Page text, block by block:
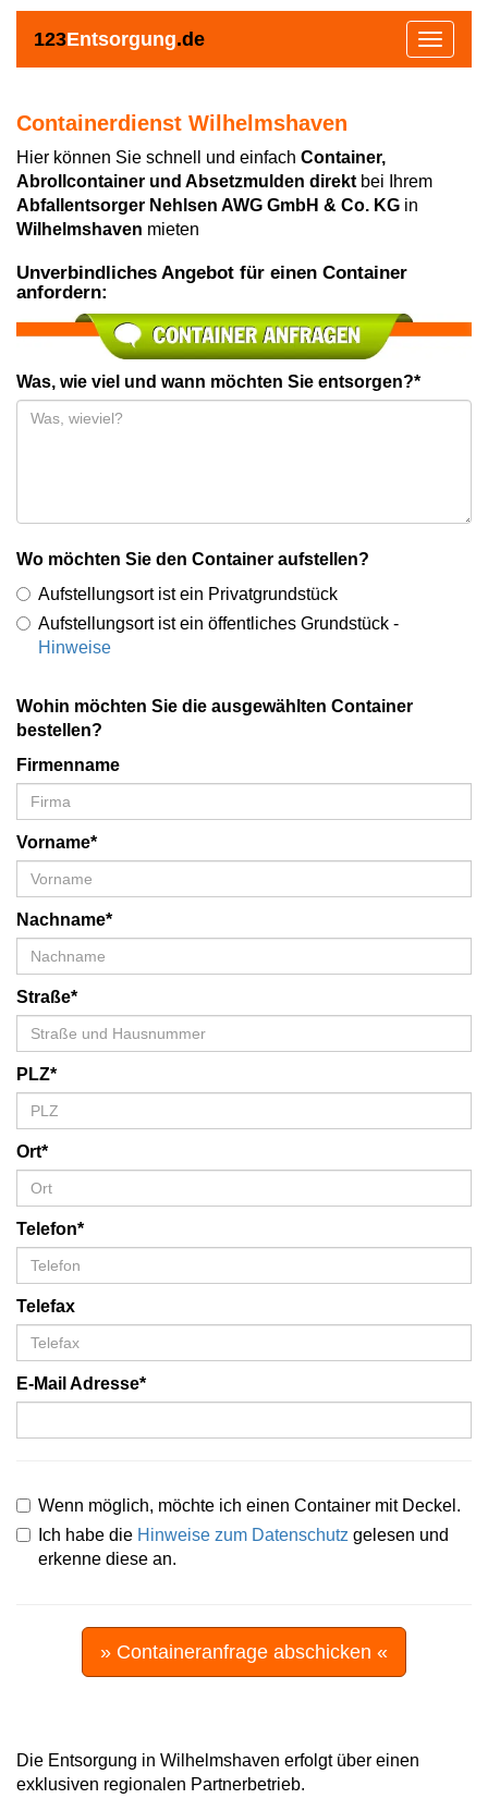
123Entsorgung.de
Toggle
Containerdienst Wilhelmshaven
Hier können Sie schnell und einfach Container,
Abrollcontainer und Absetzmulden direkt bei Ihrem
Abfallentsorger Nehlsen AWG GmbH & Co. KG in
Wilhelmshaven mieten
Unverbindliches Angebot für einen Container
anfordern:
Was, wie viel und wann möchten Sie entsorgen?*
Wo möchten Sie den Container aufstellen?
Aufstellungsort ist ein Privatgrundstück
Aufstellungsort ist ein öffentliches Grundstück -
Hinweise
Wohin möchten Sie die ausgewählten Container
bestellen?
Firmenname
Vorname*
Nachname*
Straße*
PLZ*
Ort*
Telefon*
Telefax
E-Mail Adresse*
Wenn möglich, möchte ich einen Container mit Deckel.
Ich habe die Hinweise zum Datenschutz gelesen und
erkenne diese an.
» Containeranfrage abschicken «
Die Entsorgung in Wilhelmshaven erfolgt über einen
exklusiven regionalen Partnerbetrieb.